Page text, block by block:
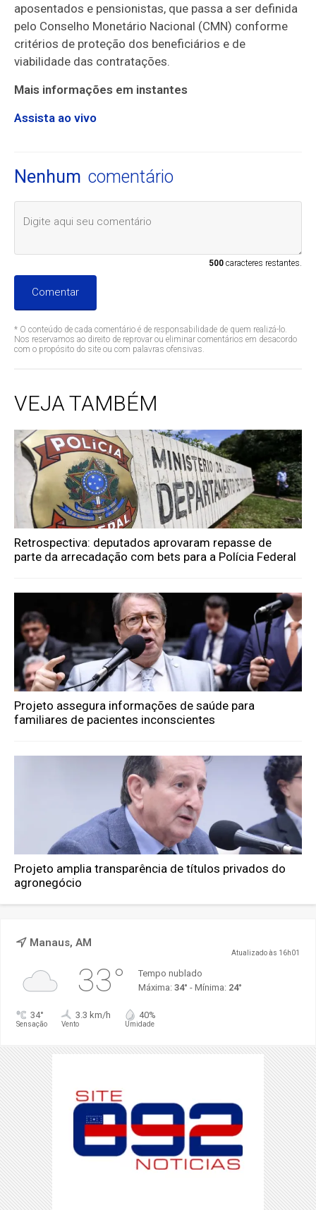
aposentados e pensionistas, que passa a ser definida
pelo Conselho Monetário Nacional (CMN) conforme
critérios de proteção dos beneficiários e de
viabilidade das contratações.
Mais informações em instantes
Assista ao vivo
Nenhum comentário
500caracteres restantes.
Comentar
* O conteúdo de cada comentário é de responsabilidade de quem realizá-lo.
Nos reservamos ao direito de reprovar ou eliminar comentários em desacordo
com o propósito do site ou com palavras ofensivas.
VEJA TAMBÉM
Retrospectiva: deputados aprovaram repasse de
parte da arrecadação com bets para a Polícia Federal
Projeto assegura informações de saúde para
familiares de pacientes inconscientes
Projeto amplia transparência de títulos privados do
agronegócio
Manaus, AM
Atualizado às 16h01
33°
Tempo nublado
Máxima: 34° - Mínima: 24°
34°
Sensação
3.3 km/h
Vento
40%
Umidade